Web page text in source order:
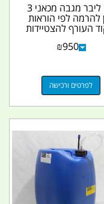
ג'ק ליבר מגבה מכאני 3
להרמה לפי הוראות
העורף להצטיידות
בעת רעידות אדמה...
₪950
לפרטים ורכישה